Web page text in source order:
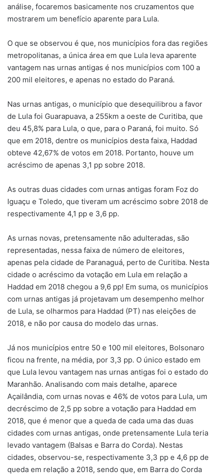
análise, focaremos basicamente nos cruzamentos que
mostrarem um benefício aparente para Lula.
O que se observou é que, nos municípios fora das regiões
metropolitanas, a única área em que Lula leva aparente
vantagem nas urnas antigas é nos municípios com 100 a
200 mil eleitores, e apenas no estado do Paraná.
Nas urnas antigas, o município que desequilibrou a favor
de Lula foi Guarapuava, a 255km a oeste de Curitiba, que
deu 45,8% para Lula, o que, para o Paraná, foi muito. Só
que em 2018, dentre os municípios desta faixa, Haddad
obteve 42,67% de votos em 2018. Portanto, houve um
acréscimo de apenas 3,1 pp sobre 2018.
As outras duas cidades com urnas antigas foram Foz do
Iguaçu e Toledo, que tiveram um acréscimo sobre 2018 de
respectivamente 4,1 pp e 3,6 pp.
As urnas novas, pretensamente não adulteradas, são
representadas, nessa faixa de número de eleitores,
apenas pela cidade de Paranaguá, perto de Curitiba. Nesta
cidade o acréscimo da votação em Lula em relação a
Haddad em 2018 chegou a 9,6 pp! Em suma, os municípios
com urnas antigas já projetavam um desempenho melhor
de Lula, se olharmos para Haddad (PT) nas eleições de
2018, e não por causa do modelo das urnas.
Já nos municípios entre 50 e 100 mil eleitores, Bolsonaro
ficou na frente, na média, por 3,3 pp. O único estado em
que Lula levou vantagem nas urnas antigas foi o estado do
Maranhão. Analisando com mais detalhe, aparece
Açailândia, com urnas novas e 46% de votos para Lula, um
decréscimo de 2,5 pp sobre a votação para Haddad em
2018, que é menor que a queda de cada uma das duas
cidades com urnas antigas, onde pretensamente Lula teria
levado vantagem (Balsas e Barra do Corda). Nestas
cidades, observou-se, respectivamente 3,3 pp e 4,6 pp de
queda em relação a 2018, sendo que, em Barra do Corda